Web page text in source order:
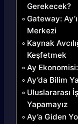
Gerekecek?
Gateway:
Merkezi
Kaynak
Keşfetmek
Ay
Ay’da Bilim
Uluslararası
Yapamayız
Ay’a Giden